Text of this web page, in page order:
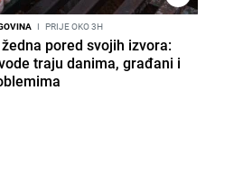
I PRIJE OKO 3H
pored svojih izvora:
traju danima, građani i